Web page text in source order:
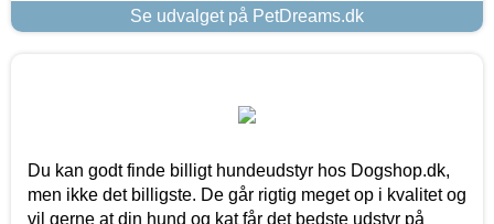
Se udvalget på PetDreams.dk
Du kan godt finde billigt hundeudstyr hos Dogshop.dk,
men ikke det billigste. De går rigtig meget op i kvalitet og
vil gerne at din hund og kat får det bedste udstyr på